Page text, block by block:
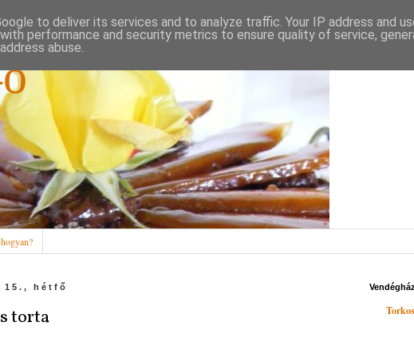
15., hétfő
torta
to deliver its services and to analyze traffic. Your IP address and
performance and security metrics to ensure quality of service,
abuse.